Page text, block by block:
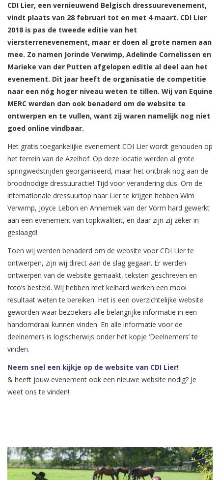
CDI Lier, een vernieuwend Belgisch dressuurevenement,
vindt plaats van 28 februari tot en met 4 maart. CDI Lier
2018 is pas de tweede editie van het
viersterrenevenement, maar er doen al grote namen aan
mee. Zo namen Jorinde Verwimp, Adelinde Cornelissen en
Marieke van der Putten afgelopen editie al deel aan het
evenement. Dit jaar heeft de organisatie de competitie
naar een nóg hoger niveau weten te tillen. Wij van Equine
MERC werden dan ook benaderd om de website te
ontwerpen en te vullen, want zij waren namelijk nog niet
goed online vindbaar.
Het gratis toegankelijke evenement CDI Lier wordt gehouden op
het terrein van de Azelhof. Op deze locatie werden al grote
springwedstrijden georganiseerd, maar het ontbrak nog aan de
broodnodige dressuuractie! Tijd voor verandering dus. Om de
internationale dressuurtop naar Lier te krijgen hebben Wim
Verwimp, Joyce Lebon en Annemiek van der Vorm hard gewerkt
aan een evenement van topkwaliteit, en daar zijn zij zeker in
geslaagd!
Toen wij werden benaderd om de website voor CDI Lier te
ontwerpen, zijn wij direct aan de slag gegaan. Er werden
ontwerpen van de website gemaakt, teksten geschreven en
foto’s besteld. Wij hebben met keihard werken een mooi
resultaat weten te bereiken. Het is een overzichtelijke website
geworden waar bezoekers alle belangrijke informatie in een
handomdraai kunnen vinden. En alle informatie voor de
deelnemers is logischerwijs onder het kopje ‘Deelnemers’ te
vinden.
Neem snel een kijkje op de website van CDI Lier!
& heeft jouw evenement ook een nieuwe website nodig? Je
weet ons te vinden!